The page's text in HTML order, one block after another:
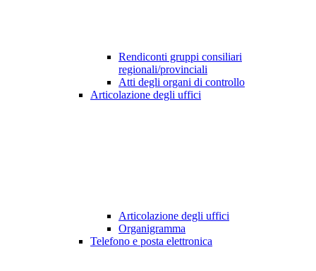
Rendiconti gruppi consiliari
regionali/provinciali
Atti degli organi di controllo
Articolazione degli uffici
Articolazione degli uffici
Organigramma
Telefono e posta elettronica